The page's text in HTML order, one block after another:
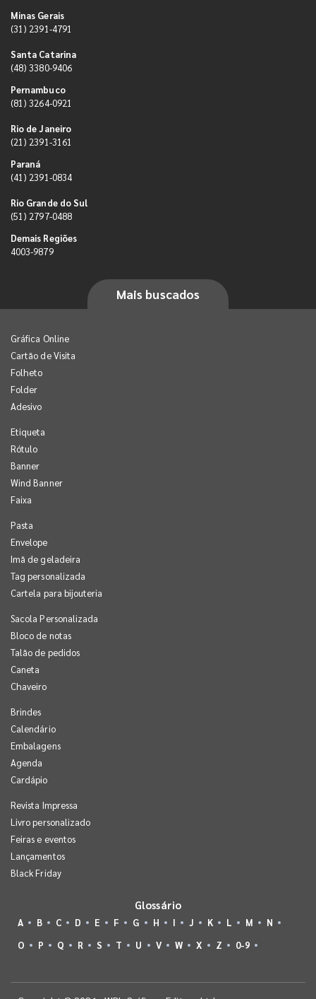
Minas Gerais
(31) 2391-4791
Santa Catarina
(48) 3380-9406
Pernambuco
(81) 3264-0921
Rio de Janeiro
(21) 2391-3161
Paraná
(41) 2391-0834
Rio Grande do Sul
(51) 2797-0488
Demais Regiões
4003-9879
Mais buscados
Gráfica Online
Cartão de Visita
Folheto
Folder
Adesivo
Etiqueta
Rótulo
Banner
Wind Banner
Faixa
Pasta
Envelope
Imã de geladeira
Tag personalizada
Cartela para bijouteria
Sacola Personalizada
Bloco de notas
Talão de pedidos
Caneta
Chaveiro
Brindes
Calendário
Embalagens
Agenda
Cardápio
Revista Impressa
Livro personalizado
Feiras e eventos
Lançamentos
Black Friday
Glossário
A B C D E F G H I J K L M
N
O
P Q R S T U V W X Z 0-9